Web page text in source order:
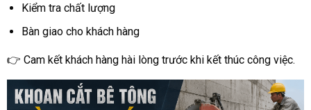
Kiểm tra chất lượng
Bàn giao cho khách hàng
👉 Cam kết khách hàng hài lòng trước khi kết thúc công việc.